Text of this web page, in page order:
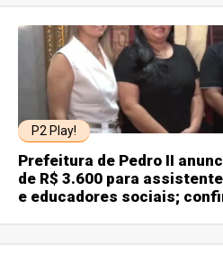
P2 Play!
Prefeitura de Pedro II
de R$ 3.600 para
e educadores sociais;